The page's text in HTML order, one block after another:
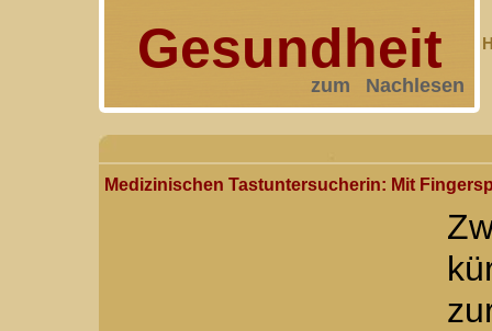
Gesundheit
zum Nachlesen
Medizinischen Tastuntersucherin: Mit